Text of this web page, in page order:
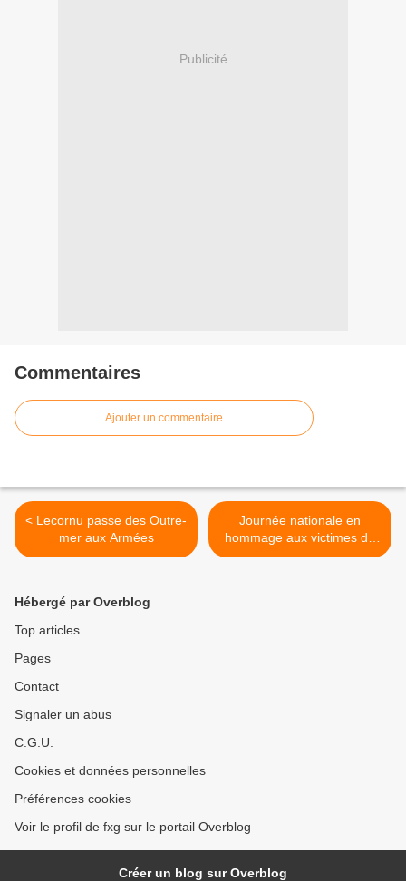
Publicité
Commentaires
Ajouter un commentaire
< Lecornu passe des Outre-
mer aux Armées
Journée nationale en
hommage aux victimes de
l’esclavage à Saint-Denis >
Hébergé par Overblog
Top articles
Pages
Contact
Signaler un abus
C.G.U.
Cookies et données personnelles
Préférences cookies
Voir le profil de fxg sur le portail Overblog
Créer un blog sur Overblog